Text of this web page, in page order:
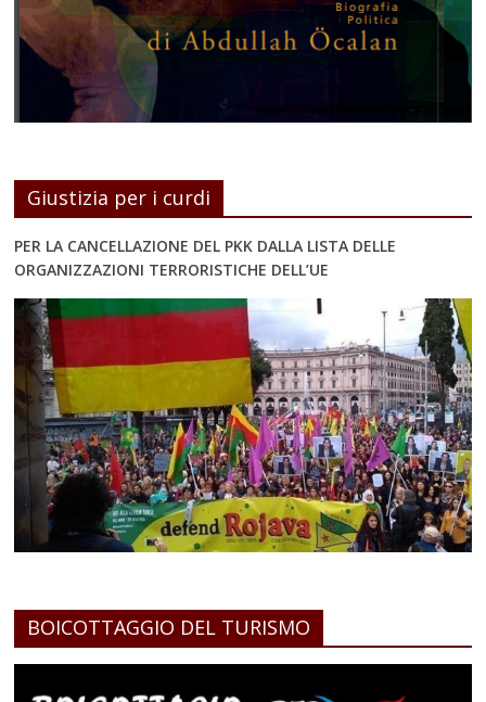
Giustizia per i curdi
PER LA CANCELLAZIONE DEL PKK DALLA LISTA DELLE
ORGANIZZAZIONI TERRORISTICHE DELL’UE
BOICOTTAGGIO DEL TURISMO